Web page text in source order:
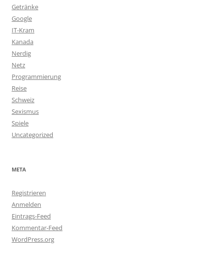
Getränke
Google
IT-Kram
Kanada
Nerdig
Netz
Programmierung
Reise
Schweiz
Sexismus
Spiele
Uncategorized
META
Registrieren
Anmelden
Eintrags-Feed
Kommentar-Feed
WordPress.org